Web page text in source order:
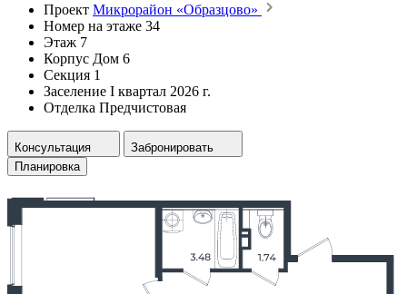
Проект Микрорайон «Образцово»
Номер на этаже 34
Этаж 7
Корпус Дом 6
Секция 1
Заселение I квартал 2026 г.
Отделка Предчистовая
Консультация
Забронировать
Планировка